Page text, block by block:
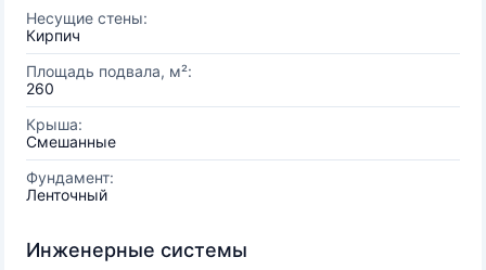
Несущие стены:
Кирпич
Площадь подвала, м²:
260
Крыша:
Смешанные
Фундамент:
Ленточный
Инженерные системы